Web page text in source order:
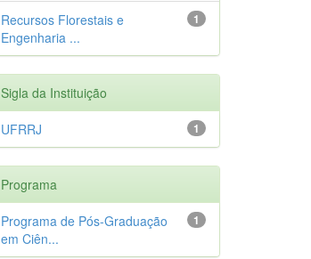
1
Recursos Florestais e
Engenharia ...
Sigla da Instituição
1
UFRRJ
Programa
1
Programa de Pós-Graduação
em Ciên...